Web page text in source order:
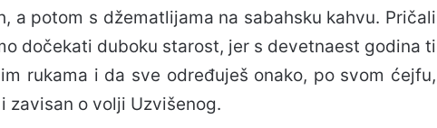
a potom s džematlijama na sabahsku kahvu. Pričali
dočekati duboku starost, jer s devetnaest godina ti
rukama i da sve određuješ onako, po svom ćejfu,
zavisan o volji Uzvišenog.